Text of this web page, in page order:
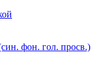
фон. гол. просв.)